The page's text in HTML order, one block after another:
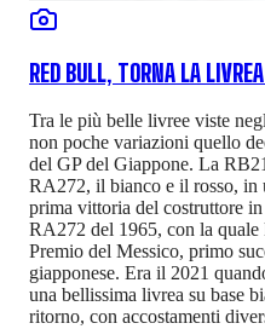
RED BULL, TORNA LA
Tra le più belle livree viste
non poche variazioni quello
del GP del Giappone. La
RA272, il bianco e il rosso, in
prima vittoria del costruttore
RA272 del 1965, con la
Premio del Messico, primo
giapponese. Era il 2021
una bellissima livrea su base
ritorno, con accostamenti